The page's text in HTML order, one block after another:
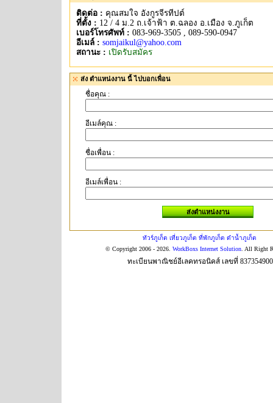
ติดต่อ : คุณสมใจ อังกูรจีรทีปต์
ที่ตั้ง : 12 / 4 ม.2 ถ.เจ้าฟ้า ต.ฉลอง อ.เมือง จ.ภูเก็ต
เบอร์โทรศัพท์ : 083-969-3505 , 089-590-0947
อีเมล์ : somjaikul@yahoo.com
สถานะ : เปิดรับสมัคร
ส่ง ตำแหน่งงาน นี้ ไปบอกเพื่อน
ชื่อคุณ :
อีเมล์คุณ :
ชื่อเพื่อน :
อีเมล์เพื่อน :
ทัวร์ภูเก็ต เที่ยวภูเก็ต ที่พักภูเก็ต ดำน้ำภูเก็ต
© Copyright 2006 - 2026. WorkBoxs Internet Solution. All Right
ทะเบียนพาณิชย์อีเลคทรอนิคส์ เลขที่